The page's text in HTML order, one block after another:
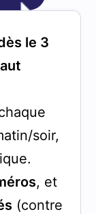
le 3
soir,
, et
(contre